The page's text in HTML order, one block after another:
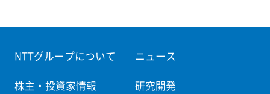
NTTグループについて ニュース
株主・投資家情報 研究開発